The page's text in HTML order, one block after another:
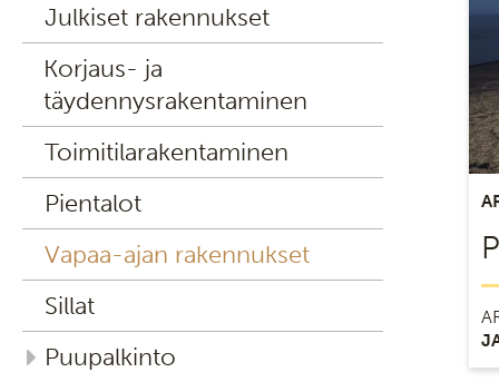
Julkiset rakennukset
Korjaus- ja
täydennysrakentaminen
Toimitilarakentaminen
Pientalot
Vapaa-ajan rakennukset
Sillat
Puupalkinto